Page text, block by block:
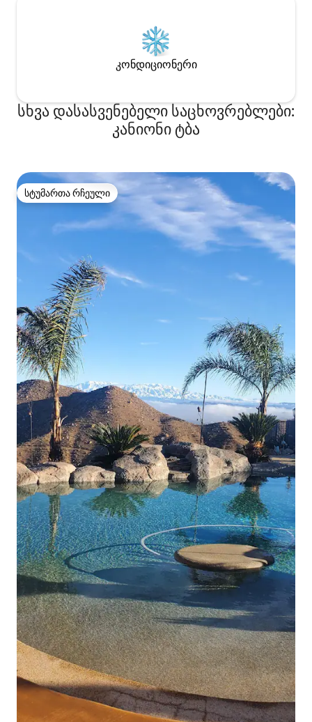
კონდიციონერი
სხვა დასასვენებელი საცხოვრებლები:
კანიონი ტბა
სტუმართა რჩეული
სტუმართა რჩეული